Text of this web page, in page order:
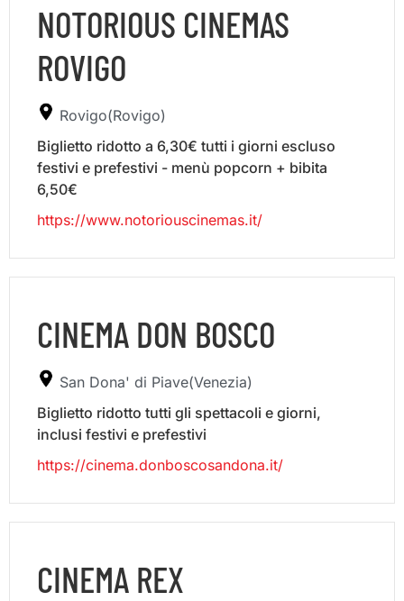
NOTORIOUS CINEMAS
ROVIGO
Rovigo(Rovigo)
Biglietto ridotto a 6,30€ tutti i giorni escluso
festivi e prefestivi - menù popcorn + bibita
6,50€
https://www.notoriouscinemas.it/
CINEMA DON BOSCO
San Dona' di Piave(Venezia)
Biglietto ridotto tutti gli spettacoli e giorni,
inclusi festivi e prefestivi
https://cinema.donboscosandona.it/
CINEMA REX